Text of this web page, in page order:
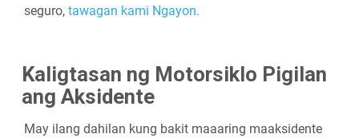
seguro, tawagan kami Ngayon.
Kaligtasan ng Motorsiklo Pigilan
ang Aksidente
May ilang dahilan kung bakit maaaring maaksidente